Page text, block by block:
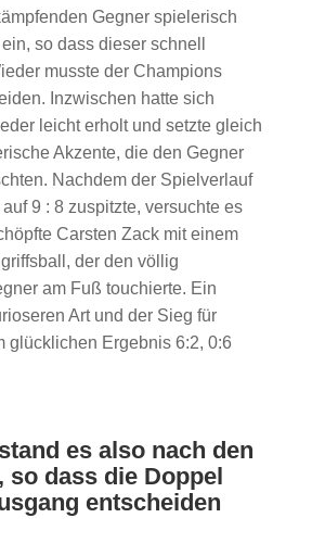
Gegner spielerisch
so dass dieser schnell
musste der Champions
Inzwischen hatte sich
leicht erholt und setzte gleich
Akzente, die den Gegner
Nachdem der Spielverlauf
9 : 8 zuspitzte, versuchte es
Carsten Zack mit einem
der den völlig
am Fuß touchierte. Ein
Art und der Sieg für
glücklichen Ergebnis 6:2, 0:6
es also nach den
so dass die Doppel
entscheiden